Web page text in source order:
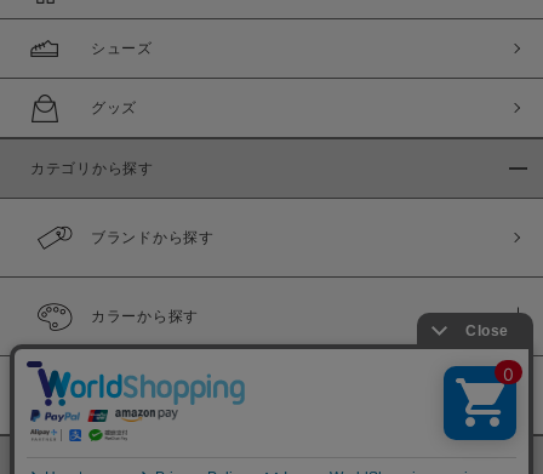
シューズ
グッズ
カテゴリから探す
ブランドから探す
カラーから探す
履き比べ可能商品